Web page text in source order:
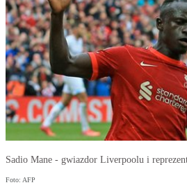
Sadio Mane - gwiazdor Liverpoolu i
Foto: AFP